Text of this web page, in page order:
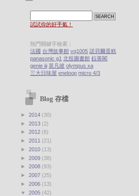
試試你的好手氣！
熱門關鍵字檢索：
法國 台灣故事館 vq1005 諾貝爾蛋糕
panasonic g1 北投圖書館 鈺善閣
genie iii 莫凡彼 olympus xa
三大日味屋 eneloop micro 4/3
Blog 存檔
► 2014 (30)
► 2013 (2)
► 2012 (6)
► 2011 (21)
► 2010 (13)
► 2009 (38)
► 2008 (93)
► 2007 (25)
► 2006 (13)
▼ 2005 (42)